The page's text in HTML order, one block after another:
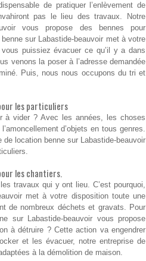
de pratiquer l’enlèvement de
pas le lieu des travaux. Notre
vous propose des bennes pour
sur Labastide-beauvoir met à votre
puissiez évacuer ce qu’il y a dans
venons la poser à l’adresse demandée
Puis, nous nous occupons du tri et
les particuliers
à vider ? Avec les années, les choses
d’objets en tous genres.
location benne sur Labastide-beauvoir
les chantiers.
travaux qui y ont lieu. C’est pourquoi,
met à votre disposition toute une
de nombreux déchets et gravats. Pour
sur Labastide-beauvoir vous propose
à détruire ? Cette action va engendrer
et les évacuer, notre entreprise de
à la démolition de maison.